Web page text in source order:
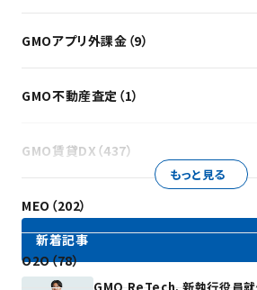
GMOアプリ外課金（9）
GMO不動産査定（1）
GMO賃貸DX（437）
MEO（202）
O2O（78）
もっと見る
新着記事